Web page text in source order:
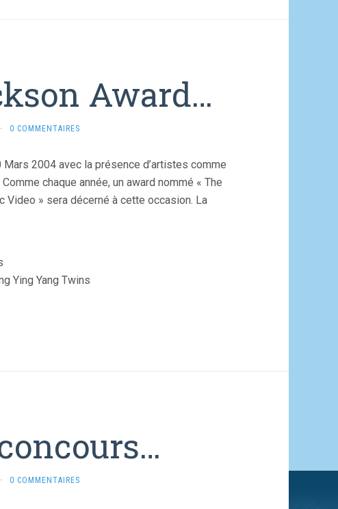
Award…
· 0 COMMENTAIRES
2004 avec la présence d’artistes comme
chaque année, un award nommé « The
» sera décerné à cette occasion. La
Ying Yang Twins
· 0 COMMENTAIRES